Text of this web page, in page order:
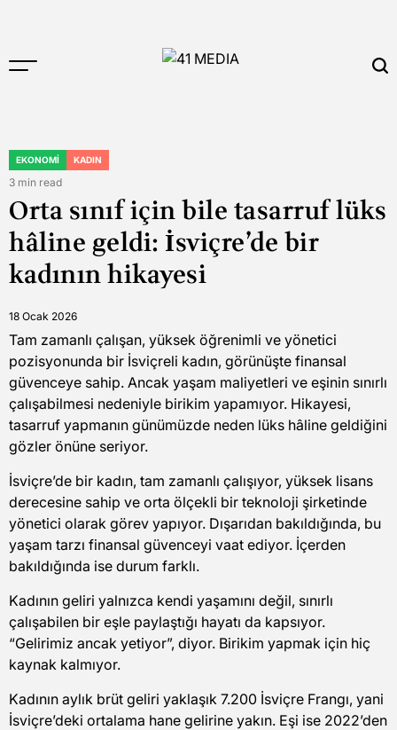
to
POSTED
IN
EKONOMI KADIN
Estimated
read
time
3 min read
Orta sınıf için bile tasarruf lüks
hâline geldi: İsviçre’de bir
kadının hikayesi
18 Ocak 2026
Tam zamanlı çalışan, yüksek öğrenimli ve yönetici
pozisyonunda bir İsviçreli kadın, görünüşte finansal
güvenceye sahip. Ancak yaşam maliyetleri ve eşinin sınırlı
çalışabilmesi nedeniyle birikim yapamıyor. Hikayesi,
tasarruf yapmanın günümüzde neden lüks hâline geldiğini
gözler önüne seriyor.
İsviçre’de bir kadın, tam zamanlı çalışıyor, yüksek lisans
derecesine sahip ve orta ölçekli bir teknoloji şirketinde
yönetici olarak görev yapıyor. Dışarıdan bakıldığında, bu
yaşam tarzı finansal güvenceyi vaat ediyor. İçerden
bakıldığında ise durum farklı.
Kadının geliri yalnızca kendi yaşamını değil, sınırlı
çalışabilen bir eşle paylaştığı hayatı da kapsıyor.
“Gelirimiz ancak yetiyor”, diyor. Birikim yapmak için hiç
kaynak kalmıyor.
Kadının aylık brüt geliri yaklaşık 7.200 İsviçre Frangı, yani
İsviçre’deki ortalama hane gelirine yakın. Eşi ise 2022’den